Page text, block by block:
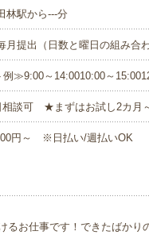
林駅から---分
提出（日数と曜日の組み合わ
≫9:00～14:0010:00～
相談可 ★まずはお試し2カ月
円～ ※日払い/週払いOK
るお仕事です！できたばかり